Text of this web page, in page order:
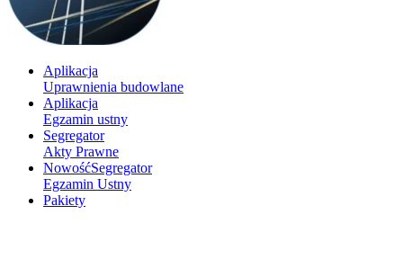
Aplikacja
Uprawnienia budowlane
Aplikacja
Egzamin ustny
Segregator
Akty Prawne
NowośćSegregator
Egzamin Ustny
Pakiety